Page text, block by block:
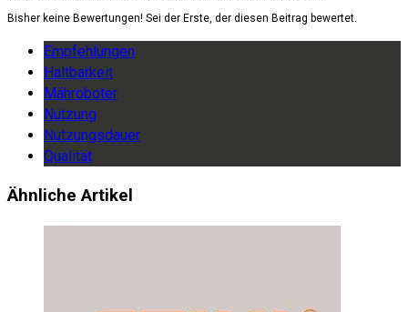
Bisher keine Bewertungen! Sei der Erste, der diesen Beitrag bewertet.
Empfehlungen
Haltbarkeit
Mähroboter
Nutzung
Nutzungsdauer
Qualität
Ähnliche Artikel